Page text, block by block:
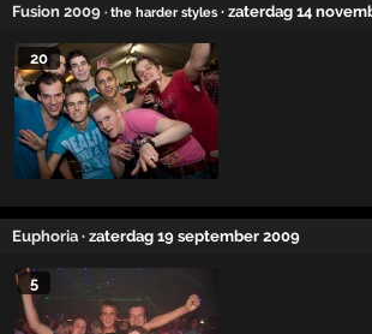
Fusion 2009 · the harder styles · zaterdag 14
20
Euphoria · zaterdag 19 september 2009
5